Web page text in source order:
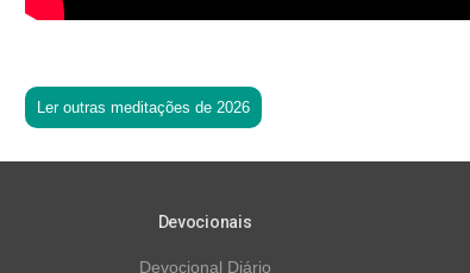
Ler outras meditações de 2026
Devocionais
Devocional Diário